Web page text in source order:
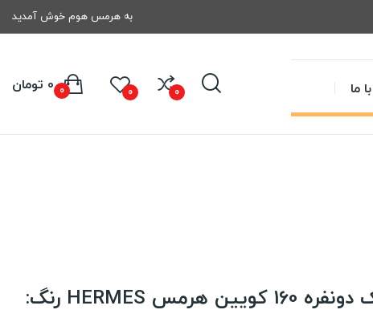
به هرمس هوم خوش آمدید
ما 0
0 0 تومان 0
ملحفه کش دار تشک دونفره 160 کویین هرمس HERMES رنگ: